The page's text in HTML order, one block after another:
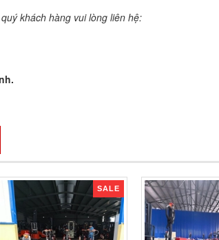
khách hàng vui lòng liên hệ:
SALE